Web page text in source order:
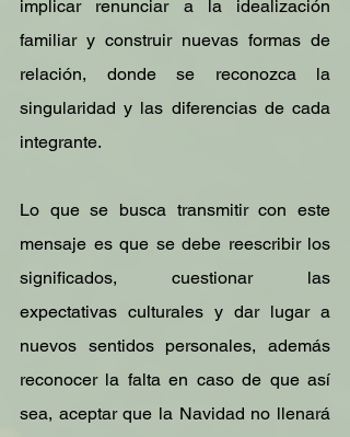
implicar renunciar a la idealización
familiar y construir nuevas formas de
relación, donde se reconozca la
singularidad y las diferencias de cada
integrante.
Lo que se busca transmitir con este
mensaje es que se debe reescribir los
significados, cuestionar las
expectativas culturales y dar lugar a
nuevos sentidos personales, además
reconocer la falta en caso de que así
sea, aceptar que la Navidad no llenará